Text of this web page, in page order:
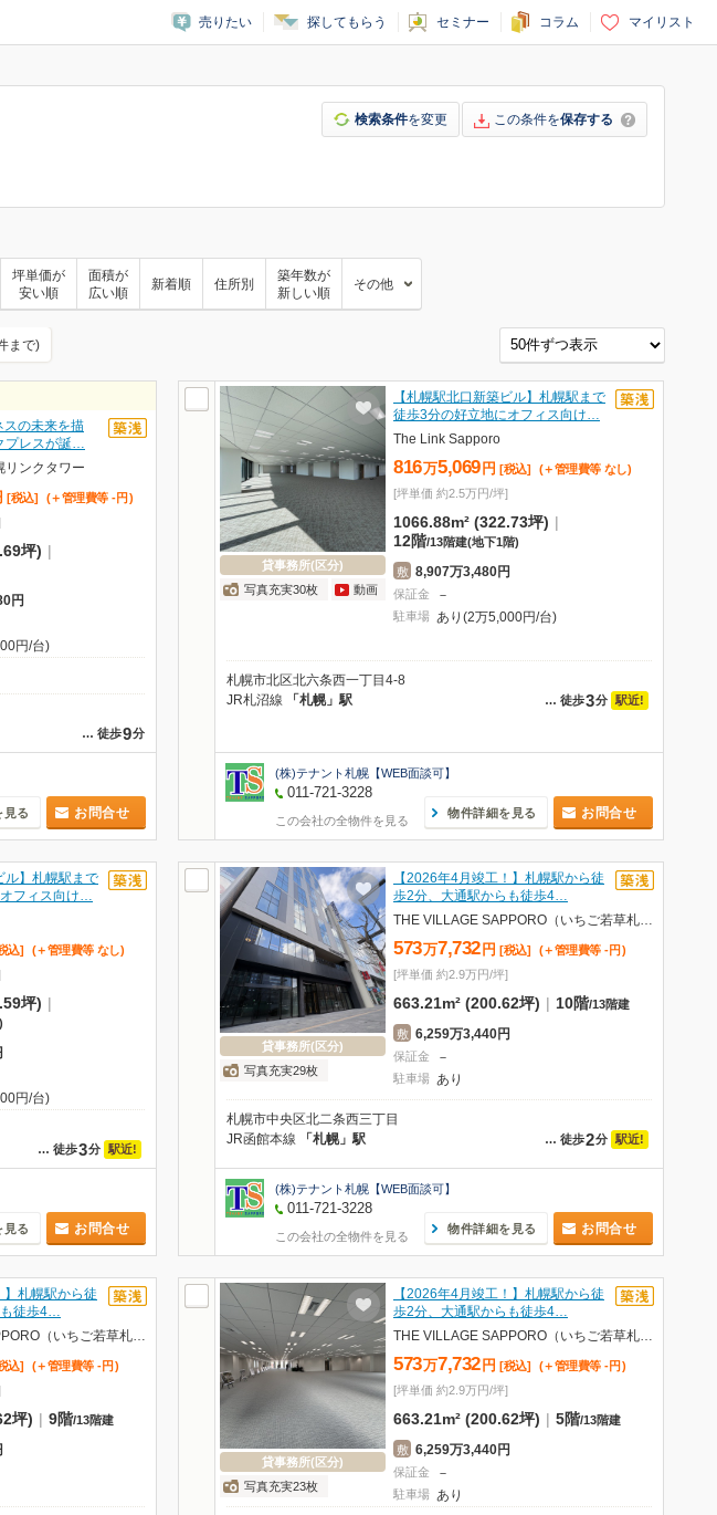
売りたい 探してもらう セミナー コラム マイリスト
検索条件を変更 この条件を保存する
坪単価が
安い順
面積が
広い順
新着順 住所別
築年数が
新しい順
その他
まで)
の未来を描
プレスが誕…
リンクタワー
[税込] (＋管理費等 - 円 )
坪) |
円
円/台)
… 徒歩9分
見る お問合せ
貸事務所(区分)
写真充実30枚
動画
【札幌駅北口新築ビル】札幌駅まで
徒歩3分の好立地にオフィス向け…
The Link Sapporo
816万5,069 円 [税込] (＋管理費等 なし)
[坪単価 約2.5万円/坪]
1066.88m² (322.73坪) |
12階/13階建(地下1階)
敷 8,907万3,480円
保証金 －
駐車場 あり(2万5,000円/台)
札幌市北区北六条西一丁目4-8
… 徒歩3分 駅近!
JR札沼線 「札幌」駅
(株)テナント札幌【WEB面談可】
011-721-3228
この会社の全物件を見る
物件詳細を見る お問合せ
ル】札幌駅まで
フィス向け…
込] (＋管理費等 なし)
坪) |
円/台)
… 徒歩3分 駅近!
見る お問合せ
貸事務所(区分)
写真充実29枚
【2026年4月竣工！】札幌駅から徒
歩2分、大通駅からも徒歩4…
THE VILLAGE SAPPORO（いちご若草札幌ビル）
573万7,732 円 [税込] (＋管理費等 - 円 )
[坪単価 約2.9万円/坪]
663.21m² (200.62坪) | 10階/13階建
敷 6,259万3,440円
保証金 －
駐車場 あり
札幌市中央区北二条西三丁目
… 徒歩2分 駅近!
JR函館本線 「札幌」駅
(株)テナント札幌【WEB面談可】
011-721-3228
この会社の全物件を見る
物件詳細を見る お問合せ
】札幌駅から徒
徒歩4…
THE VILLAGE SAPPORO（いちご若草札幌ビル）
込] (＋管理費等 - 円 )
坪) | 9階/13階建
貸事務所(区分)
写真充実23枚
【2026年4月竣工！】札幌駅から徒
歩2分、大通駅からも徒歩4…
THE VILLAGE SAPPORO（いちご若草札幌ビル）
573万7,732 円 [税込] (＋管理費等 - 円 )
[坪単価 約2.9万円/坪]
663.21m² (200.62坪) | 5階/13階建
敷 6,259万3,440円
保証金 －
駐車場 あり